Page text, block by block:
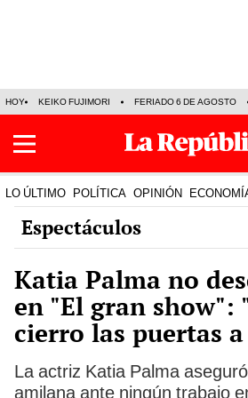
HOY KEIKO FUJIMORI FERIADO 6 DE AGOSTO
LO ÚLTIMO POLÍTICA OPINIÓN
Espectáculos
Katia Palma no
en "El gran show":
cierro las puertas
La actriz Katia Palma
amilana ante ningún trabajo